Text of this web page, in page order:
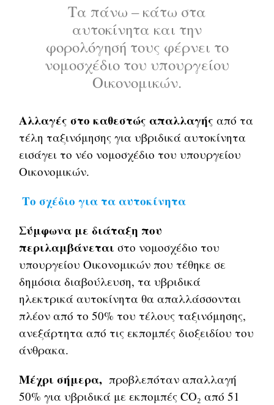
Τα πάνω – κάτω στα
αυτοκίνητα και την
φορολόγησή τους φέρνει το
νομοσχέδιο του υπουργείου
Οικονομικών.
Αλλαγές στο καθεστώς απαλλαγής από τα
τέλη ταξινόμησης για υβριδικά αυτοκίνητα
εισάγει το νέο νομοσχέδιο του υπουργείου
Οικονομικών.
Το σχέδιο για τα αυτοκίνητα
Σύμφωνα με διάταξη που
περιλαμβάνεται στο νομοσχέδιο του
υπουργείου Οικονομικών που τέθηκε σε
δημόσια διαβούλευση, τα υβριδικά
ηλεκτρικά αυτοκίνητα θα απαλλάσσονται
πλέον από το 50% του τέλους ταξινόμησης,
ανεξάρτητα από τις εκπομπές διοξειδίου του
άνθρακα.
Μέχρι σήμερα, προβλεπόταν απαλλαγή
50% για υβριδικά με εκπομπές CO₂ από 51